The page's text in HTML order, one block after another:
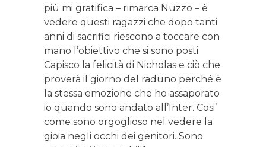
più mi gratifica – rimarca Nuzzo – è
vedere questi ragazzi che dopo tanti
anni di sacrifici riescono a toccare con
mano l’obiettivo che si sono posti.
Capisco la felicità di Nicholas e ciò che
proverà il giorno del raduno perché è
la stessa emozione che ho assaporato
io quando sono andato all’Inter. Cosi’
come sono orgoglioso nel vedere la
gioia negli occhi dei genitori. Sono